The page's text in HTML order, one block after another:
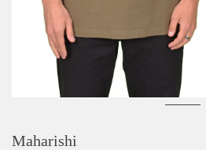
Maharishi